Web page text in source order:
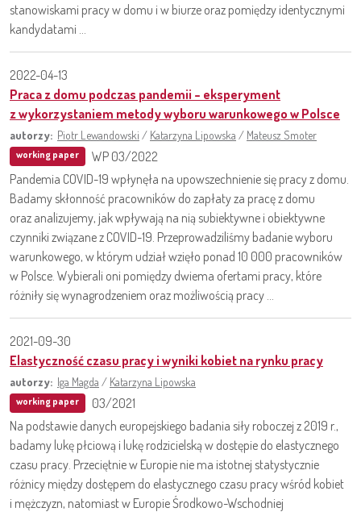
stanowiskami pracy w domu i w biurze oraz pomiędzy identycznymi
kandydatami ...
2022-04-13
Praca z domu podczas pandemii – eksperyment
z wykorzystaniem metody wyboru warunkowego w Polsce
autorzy: Piotr Lewandowski / Katarzyna Lipowska / Mateusz Smoter
working paper
WP 03/2022
Pandemia COVID-19 wpłynęła na upowszechnienie się pracy z domu.
Badamy skłonność pracowników do zapłaty za pracę z domu
oraz analizujemy, jak wpływają na nią subiektywne i obiektywne
czynniki związane z COVID-19. Przeprowadziliśmy badanie wyboru
warunkowego, w którym udział wzięło ponad 10 000 pracowników
w Polsce. Wybierali oni pomiędzy dwiema ofertami pracy, które
różniły się wynagrodzeniem oraz możliwością pracy ...
2021-09-30
Elastyczność czasu pracy i wyniki kobiet na rynku pracy
autorzy: Iga Magda / Katarzyna Lipowska
working paper
03/2021
Na podstawie danych europejskiego badania siły roboczej z 2019 r.,
badamy lukę płciową i lukę rodzicielską w dostępie do elastycznego
czasu pracy. Przeciętnie w Europie nie ma istotnej statystycznie
różnicy między dostępem do elastycznego czasu pracy wśród kobiet
i mężczyzn, natomiast w Europie Środkowo-Wschodniej